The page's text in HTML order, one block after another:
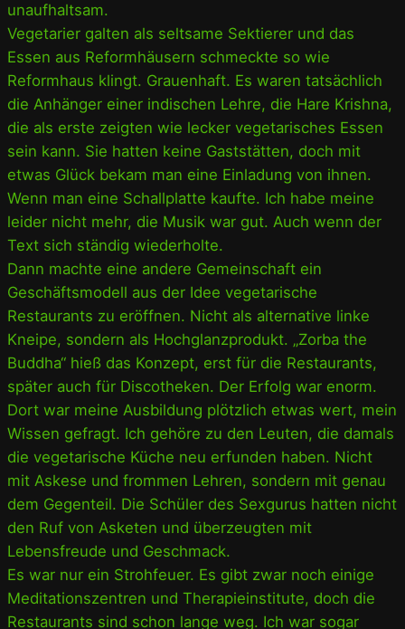
unaufhaltsam.
Vegetarier galten als seltsame Sektierer und das
Essen aus Reformhäusern schmeckte so wie
Reformhaus klingt. Grauenhaft. Es waren tatsächlich
die Anhänger einer indischen Lehre, die Hare Krishna,
die als erste zeigten wie lecker vegetarisches Essen
sein kann. Sie hatten keine Gaststätten, doch mit
etwas Glück bekam man eine Einladung von ihnen.
Wenn man eine Schallplatte kaufte. Ich habe meine
leider nicht mehr, die Musik war gut. Auch wenn der
Text sich ständig wiederholte.
Dann machte eine andere Gemeinschaft ein
Geschäftsmodell aus der Idee vegetarische
Restaurants zu eröffnen. Nicht als alternative linke
Kneipe, sondern als Hochglanzprodukt. „Zorba the
Buddha“ hieß das Konzept, erst für die Restaurants,
später auch für Discotheken. Der Erfolg war enorm.
Dort war meine Ausbildung plötzlich etwas wert, mein
Wissen gefragt. Ich gehöre zu den Leuten, die damals
die vegetarische Küche neu erfunden haben. Nicht
mit Askese und frommen Lehren, sondern mit genau
dem Gegenteil. Die Schüler des Sexgurus hatten nicht
den Ruf von Asketen und überzeugten mit
Lebensfreude und Geschmack.
Es war nur ein Strohfeuer. Es gibt zwar noch einige
Meditationszentren und Therapieinstitute, doch die
Restaurants sind schon lange weg. Ich war sogar